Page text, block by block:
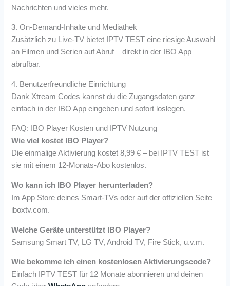
Nachrichten und vieles mehr.
3. On-Demand-Inhalte und Mediathek
Zusätzlich zu Live-TV bietet IPTV TEST eine riesige Auswahl
an Filmen und Serien auf Abruf – direkt in der IBO App
abrufbar.
4. Benutzerfreundliche Einrichtung
Dank Xtream Codes kannst du die Zugangsdaten ganz
einfach in der IBO App eingeben und sofort loslegen.
FAQ: IBO Player Kosten und IPTV Nutzung
Wie viel kostet IBO Player?
Die einmalige Aktivierung kostet 8,99 € – bei IPTV TEST ist
sie mit einem 12-Monats-Abo kostenlos.
Wo kann ich IBO Player herunterladen?
Im App Store deines Smart-TVs oder auf der offiziellen Seite
iboxtv.com.
Welche Geräte unterstützt IBO Player?
Samsung Smart TV, LG TV, Android TV, Fire Stick, u.v.m.
Wie bekomme ich einen kostenlosen Aktivierungscode?
Einfach IPTV TEST für 12 Monate abonnieren und deinen